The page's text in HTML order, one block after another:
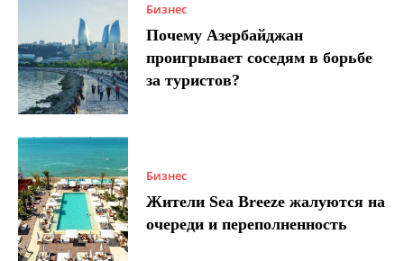
Бизнес
Почему Азербайджан
проигрывает соседям в борьбе
за туристов?
Бизнес
Жители Sea Breeze жалуются на
очереди и переполненность